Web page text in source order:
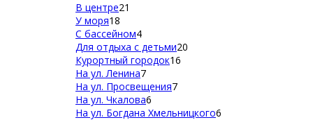
В центре21
У моря18
С бассейном4
Для отдыха с детьми20
Курортный городок16
На ул. Ленина7
На ул. Просвещения7
На ул. Чкалова6
На ул. Богдана Хмельницкого6